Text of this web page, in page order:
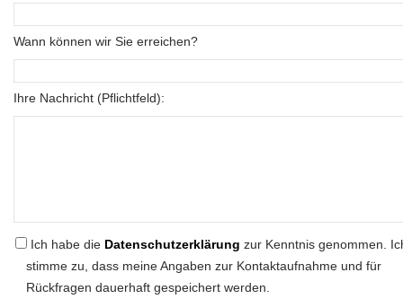
Wann können wir Sie erreichen?
Ihre Nachricht (Pflichtfeld):
Ich habe die Datenschutzerklärung zur Kenntnis genommen.
stimme zu, dass meine Angaben zur Kontaktaufnahme und für
Rückfragen dauerhaft gespeichert werden.